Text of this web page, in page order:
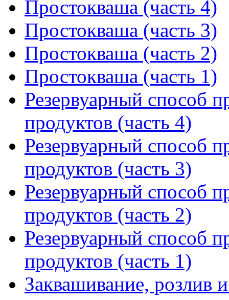
Простокваша (часть 4)
Простокваша (часть 3)
Простокваша (часть 2)
Простокваша (часть 1)
Резервуарный способ
продуктов (часть 4)
Резервуарный способ
продуктов (часть 3)
Резервуарный способ
продуктов (часть 2)
Резервуарный способ
продуктов (часть 1)
Заквашивание, розлив